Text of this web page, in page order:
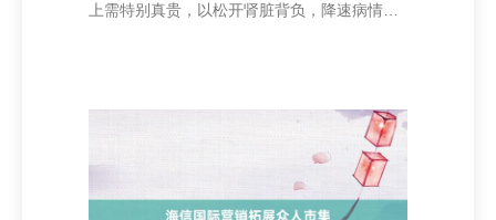
上需特别真贵，以松开肾脏背负，降速病情发
为主。早餐可领受米粥、馒头、煮鸡蛋；午餐
和晚餐以蔬菜、小数瘦肉（如鸡肉、鱼肉）为
主，幸免豆类和动物内脏。逐日饮水量凭据医
目生远补救，幸免过量。 **周六：** 可顺应增
多一些优质卵白，如牛奶、鸡蛋，但需适度总